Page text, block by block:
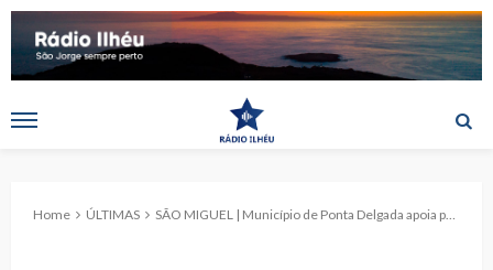
Home ÚLTIMAS SÃO MIGUEL | Município de Ponta Delgada apoia projetos de formação artística